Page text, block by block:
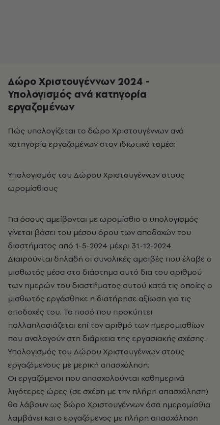
Δώρο Χριστουγέννων 2024 -
Υπολογισμός ανά κατηγορία
εργαζομένων
Πώς υπολογίζεται το δώρο Χριστουγέννων ανά
κατηγορία εργαζομένων στον ιδιωτικό τομέα:
Υπολογισμός του Δώρου Χριστουγέννων στους
ωρομίσθιους
Για όσους αμείβονται με ωρομίσθιο ο υπολογισμός
γίνεται βάσει του μέσου όρου των αποδοχών του
διαστήματος από 1-5-2024 μέχρι 31-12-2024.
Διαιρούνται δηλαδή οι συνολικές αμοιβές που έλαβε ο
μισθωτός μέσα στο διάστημα αυτό δια του αριθμού
των ημερών του διαστήματος αυτού κατά τις οποίες ο
μισθωτός εργάσθηκε η διατήρησε αξίωση για τις
αποδοχές του. Το ποσό που προκύπτει
πολλαπλασιάζεται επί τον αριθμό των ημερομισθίων
που αναλογούν στη διάρκεια της εργασιακής σχέσης.
Υπολογισμός του Δώρου Χριστουγέννων στους
εργαζόμενους με μερική απασχόληση.
Οι εργαζόμενοι που απασχολούνται καθημερινά
λιγότερες ώρες (σε σχέση με την πλήρη απασχόληση)
θα λάβουν ως δώρο Χριστουγέννων όσα ημερομίσθια
λαμβάνει και ο εργαζόμενος με πλήρη απασχόληση